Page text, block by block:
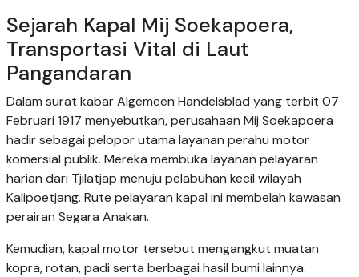
Sejarah Kapal Mij Soekapoera,
Transportasi Vital di Laut
Pangandaran
Dalam surat kabar Algemeen Handelsblad yang terbit 07
Februari 1917 menyebutkan, perusahaan Mij Soekapoera
hadir sebagai pelopor utama layanan perahu motor
komersial publik. Mereka membuka layanan pelayaran
harian dari Tjilatjap menuju pelabuhan kecil wilayah
Kalipoetjang. Rute pelayaran kapal ini membelah kawasan
perairan Segara Anakan.
Kemudian, kapal motor tersebut mengangkut muatan
kopra, rotan, padi serta berbagai hasil bumi lainnya.